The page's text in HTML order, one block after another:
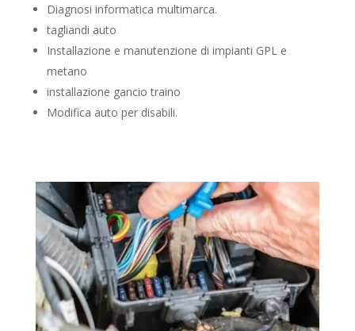
Diagnosi informatica multimarca.
tagliandi auto
Installazione e manutenzione di impianti GPL e
metano
installazione gancio traino
Modifica auto per disabili.